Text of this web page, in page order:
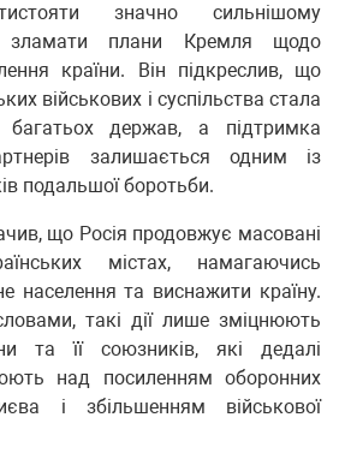
значно сильнішому
зламати плани Кремля щодо
країни. Він підкреслив, що
військових і суспільства стала
держав, а підтримка
залишається одним із
подальшої боротьби.
що Росія продовжує масовані
містах, намагаючись
населення та виснажити країну.
такі дії лише зміцнюють
та її союзників, які дедалі
над посиленням оборонних
і збільшенням військової